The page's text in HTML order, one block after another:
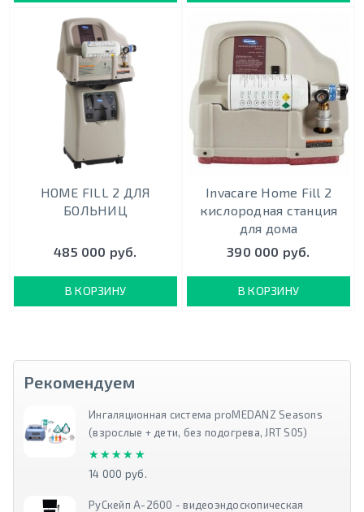
HOME FILL 2 ДЛЯ
БОЛЬНИЦ
485 000 руб.
В КОРЗИНУ
Invacare Home Fill 2
кислородная станция
для дома
390 000 руб.
В КОРЗИНУ
Рекомендуем
Ингаляционная система proMEDANZ Seasons
(взрослые + дети, без подогрева, JRT S05)
★★★★★
★★★★★
14 000 руб.
РуСкейп А-2600 - видеоэндоскопическая